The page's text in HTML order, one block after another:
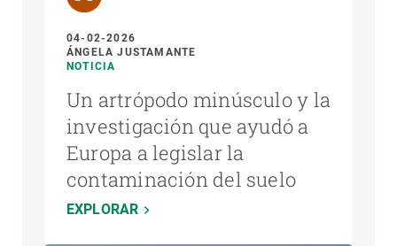
04-02-2026
ÁNGELA JUSTAMANTE
NOTICIA
Un artrópodo minúsculo y la
investigación que ayudó a
Europa a legislar la
contaminación del suelo
EXPLORAR